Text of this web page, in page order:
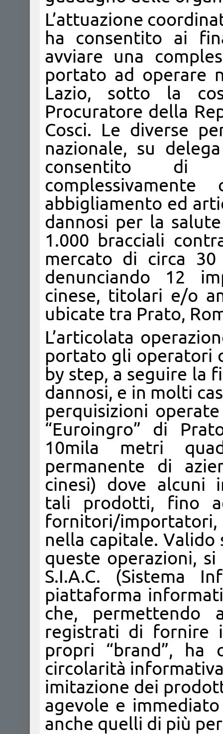
L’attuazione
ha consentito ai
avviare una
portato ad operare
Lazio, sotto la
Procuratore della
Cosci. Le diverse
nazionale, su
consentito di
abbigliamento ed
dannosi per la
1.000 bracciali
mercato di circa
denunciando 12
cinese, titolari e/o
ubicate tra Prato,
L’articolata
portato gli operatori
by step, a seguire la
dannosi, e in molti
perquisizioni
“Euroingro” di
10mila metri
permanente di
cinesi) dove alcuni
tali prodotti, fino
fornitori/
nella capitale.
queste operazioni,
S.I.A.C. (Sistema
piattaforma
che, permettendo
registrati di fornire
propri “brand”, ha
circolarità
imitazione dei
agevole e
anche quelli di più